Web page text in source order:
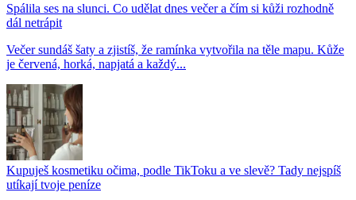
Spálila ses na slunci. Co udělat dnes večer a čím si kůži rozhodně
dál netrápit
Večer sundáš šaty a zjistíš, že ramínka vytvořila na těle mapu. Kůže
je červená, horká, napjatá a každý...
Kupuješ kosmetiku očima, podle TikToku a ve slevě? Tady nejspíš
utíkají tvoje peníze